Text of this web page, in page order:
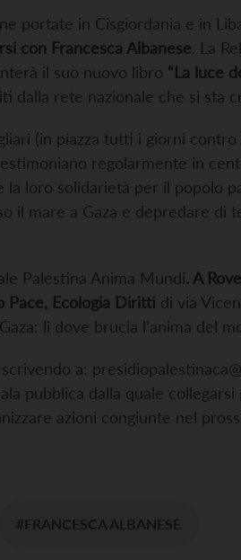
portate in Cisgiordania e in
con Francesca Albanese. La
il suo nuovo libro “La luce
dalla rete nazionale che si sta
(in piazza tutti i giorni contro
regolarmente in
loro solidarietà per il popolo
il mare a Gaza e depredare di
Palestina Anima Mundi. A
Pace, Ecologia Diritti di via
lì dove brucia l’anima del
a:
pubblica dalla quale
azioni congiunte nel
#FRANCESCA ALBANESE